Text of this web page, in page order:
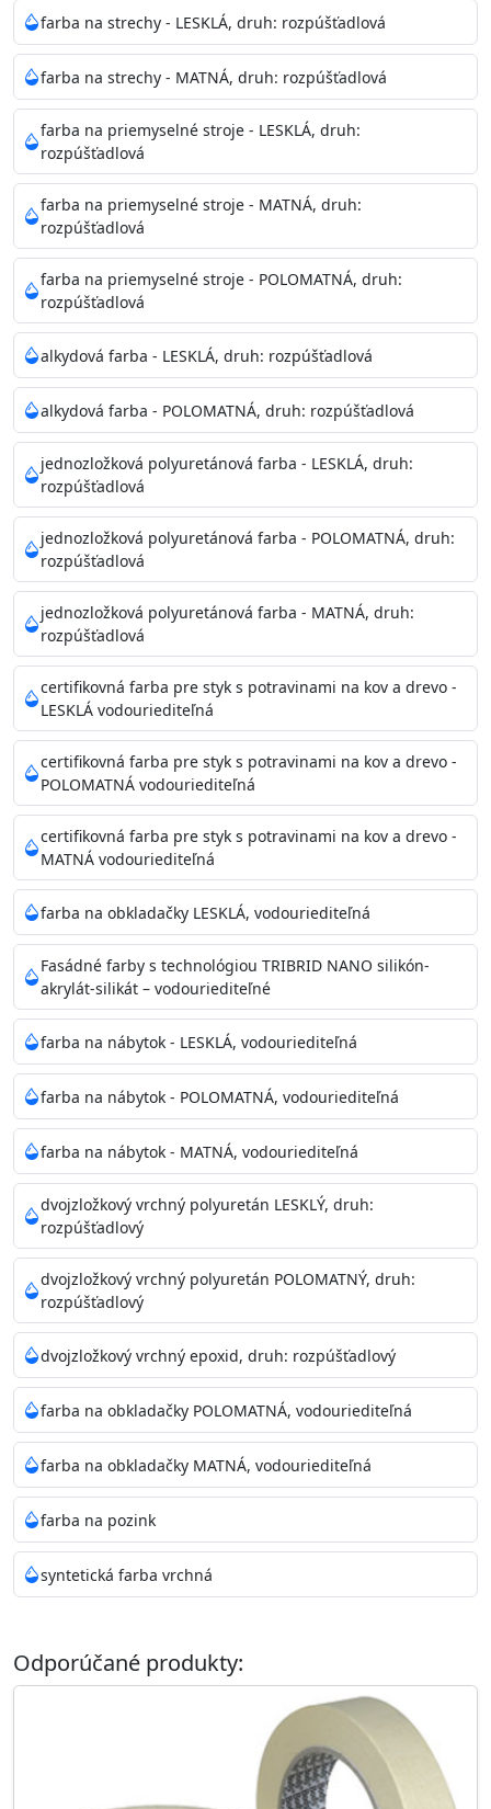
Neaplikujte pri teplote pod 5°C a nad teplotu 35°C alebo
pri relatívnej vlhkosti nad 80%.
Nepoužitá farba vyžaduje špeciálne zaobchádzanie na
bezpečnú likvidáciu.
Riedenie: do 10% vodou, podľa spôsobu aplikácie
Doba schnutia na dotyk
Doba na druhý náter: 3-4 hodiny
Balenie : 750ml, 1l, 3l, 9l, 15l
Výdatnosť na jednu vrstvu
Aplikácia: štetec, valček, striekacia pištoľ
Povrchová úprava: 1
Je možné tónovať v systéme Colorfull: áno
Merná hmotnosť : 1,54 ± 0,02 Kg / L (ISO 2811)
Čistenie: vodou
Príprava povrchu
Povrchy musia byť hladké, čisté, suché, zbavené prachu,
mastnoty, solí a materiálov so zlou priľnavosťou. Otvory
alebo trhliny vyplňte
akrylovým tmelom Acrylic putty, Visto alebo Acrylic light
putty a prebrúste. Nové alebo porézne povrchy natreté
menej kvalitnými farbami
vždy penetrujte. Odporúčané penetračné nátery
Acrylan Unco, Gypsum board alebo Vitex Primer 100% a
na škvrny použite Blanco eco
riediteľné vodou.
Skladovanie
48 mesiacov v orig. uzavretých obaloch medzi 5°C až
25°C
farba na strechy - LESKLÁ, druh: rozpúšťadlová
farba na strechy - MATNÁ, druh: rozpúšťadlová
farba na priemyselné stroje - LESKLÁ, druh:
rozpúšťadlová
farba na priemyselné stroje - MATNÁ, druh:
rozpúšťadlová
farba na priemyselné stroje - POLOMATNÁ, druh:
rozpúšťadlová
alkydová farba - LESKLÁ, druh: rozpúšťadlová
alkydová farba - POLOMATNÁ, druh: rozpúšťadlová
jednozložková polyuretánová farba - LESKLÁ, druh:
rozpúšťadlová
jednozložková polyuretánová farba - POLOMATNÁ, druh:
rozpúšťadlová
jednozložková polyuretánová farba - MATNÁ, druh:
rozpúšťadlová
certifikovná farba pre styk s potravinami na kov a drevo -
LESKLÁ vodouriediteľná
certifikovná farba pre styk s potravinami na kov a drevo -
POLOMATNÁ vodouriediteľná
certifikovná farba pre styk s potravinami na kov a drevo -
MATNÁ vodouriediteľná
farba na obkladačky LESKLÁ, vodouriediteľná
Fasádné farby s technológiou TRIBRID NANO silikón-
akrylát-silikát – vodouriediteľné
farba na nábytok - LESKLÁ, vodouriediteľná
farba na nábytok - POLOMATNÁ, vodouriediteľná
farba na nábytok - MATNÁ, vodouriediteľná
dvojzložkový vrchný polyuretán LESKLÝ, druh:
rozpúšťadlový
dvojzložkový vrchný polyuretán POLOMATNÝ, druh:
rozpúšťadlový
dvojzložkový vrchný epoxid, druh: rozpúšťadlový
farba na obkladačky POLOMATNÁ, vodouriediteľná
farba na obkladačky MATNÁ, vodouriediteľná
farba na pozink
syntetická farba vrchná
Odporúčané produkty: